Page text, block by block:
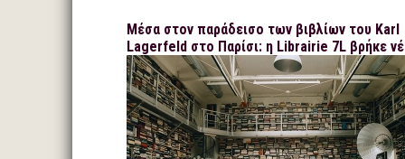
Μέσα στον παράδεισο των βιβλίων του Karl
Lagerfeld στο Παρίσι: η Librairie 7L βρήκε